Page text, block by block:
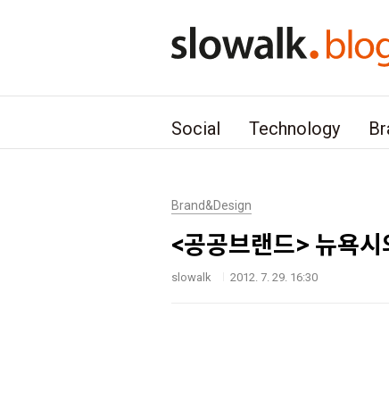
Social Technology
Brand&Design
<공공브랜드> 뉴욕
slowalk 2012. 7. 29. 16:30